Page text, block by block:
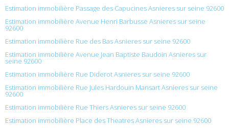
Estimation immobilière Passage des Capucines Asnieres sur seine 92600
Estimation immobilière Avenue Henri Barbusse Asnieres sur seine
92600
Estimation immobilière Rue des Bas Asnieres sur seine 92600
Estimation immobilière Avenue Jean Baptiste Baudoin Asnieres sur
seine 92600
Estimation immobilière Rue Diderot Asnieres sur seine 92600
Estimation immobilière Rue Jules Hardouin Mansart Asnieres sur seine
92600
Estimation immobilière Rue Thiers Asnieres sur seine 92600
Estimation immobilière Place des Theatres Asnieres sur seine 92600